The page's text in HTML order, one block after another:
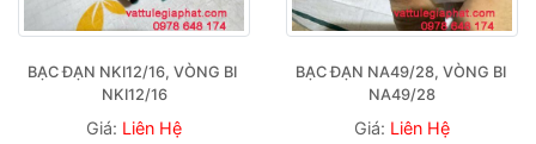
BẠC ĐẠN NKI12/16, VÒNG BI
NKI12/16
Giá: Liên Hệ
BẠC ĐẠN NA49/28, VÒNG BI
NA49/28
Giá: Liên Hệ